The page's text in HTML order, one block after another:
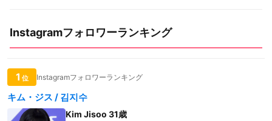
Instagramフォロワーランキング
1 位 Instagramフォロワーランキング
キム・ジス / 김지수
Kim Jisoo 31歳